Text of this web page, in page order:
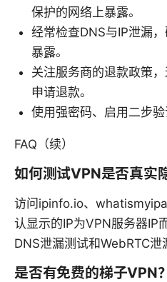
保护的网络上暴露。
经常检查DNS与IP泄漏
暴露。
关注服务商的退款政策
申请退款。
使用强密码、启用二步验
FAQ（续）
如何测试VPN是否真实
访问ipinfo.io、
认显示的IP为VPN服务器IP
DNS泄漏测试和WebRTC泄
是否有免费的梯子VPN